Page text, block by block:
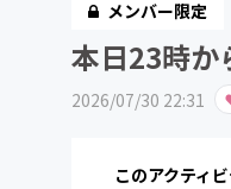
メンバー限定
本日23時か
2026/07/30 22:31
このアクティ